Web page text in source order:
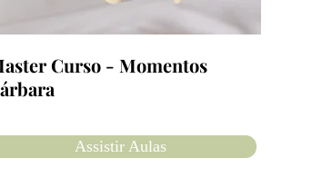
Curso - Momentos
Assistir Aulas